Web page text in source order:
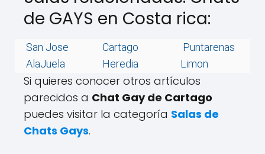
de GAYS en Costa rica:
San Jose Cartago
Puntarenas
AlaJuela
Heredia Limon
Si quieres conocer otros artículos
parecidos a Chat Gay de Cartago
puedes visitar la categoría Salas de
Chats Gays.